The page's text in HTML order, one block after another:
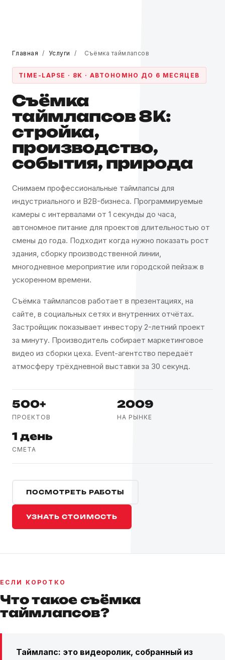
Главная / Услуги / Съёмка таймлапсов
TIME-LAPSE · 8K · АВТОНОМНО ДО 6 МЕСЯЦЕВ
Съёмка
таймлапсов 8K:
стройка,
производство,
события, природа
Снимаем профессиональные таймлапсы для
индустриального и B2B-бизнеса. Программируемые
камеры с интервалами от 1 секунды до часа,
автономное питание для проектов длительностью от
смены до года. Подходит когда нужно показать рост
здания, сборку производственной линии,
многодневное мероприятие или городской пейзаж в
ускоренном времени.
Съёмка таймлапсов работает в презентациях, на
сайте, в социальных сетях и внутренних отчётах.
Застройщик показывает инвестору 2-летний проект
за минуту. Производитель собирает маркетинговое
видео из сборки цеха. Event-агентство передаёт
атмосферу трёхдневной выставки за 30 секунд.
500+
ПРОЕКТОВ
2009
НА РЫНКЕ
1 день
СМЕТА
ПОСМОТРЕТЬ РАБОТЫ
УЗНАТЬ СТОИМОСТЬ
ЕСЛИ КОРОТКО
Что такое съёмка
таймлапсов?
Таймлапс: это видеоролик, собранный из